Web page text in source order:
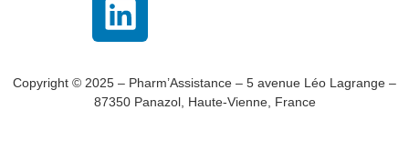
Copyright © 2025 – Pharm’Assistance – 5 avenue Léo Lagrange –
87350 Panazol, Haute-Vienne, France